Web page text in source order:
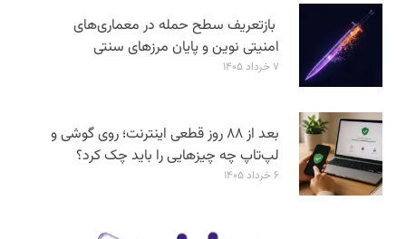
بازتعریف سطح حمله در معماری‌های
امنیتی نوین و پایان مرزهای سنتی
۷ خرداد ۱۴۰۵
بعد از ۸۸ روز قطعی اینترنت؛ روی گوشی و
لپ‌تاپ چه چیزهایی را باید چک کرد؟
۶ خرداد ۱۴۰۵